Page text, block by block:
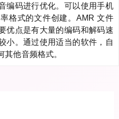
编码进行优化。可以使用手机
格式的文件创建。AMR 文件
优点是有大量的编码和解码速
小。通过使用适当的软件，自
他音频格式。